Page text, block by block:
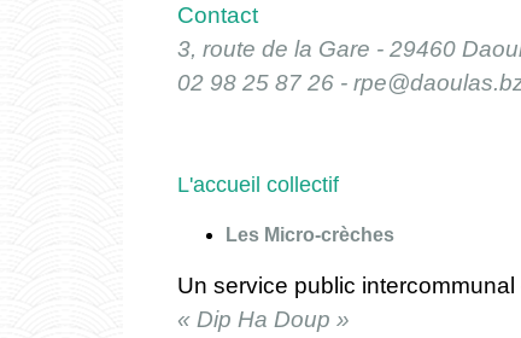
Contact
3, route de la Gare - 29460
02 98 25 87 26 -
L'accueil collectif
Les Micro-crèches
Un service public
« Dip Ha Doup »